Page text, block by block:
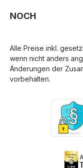
NOCH
Alle Preise inkl.
wenn nicht anders
Änderungen der
vorbehalten.